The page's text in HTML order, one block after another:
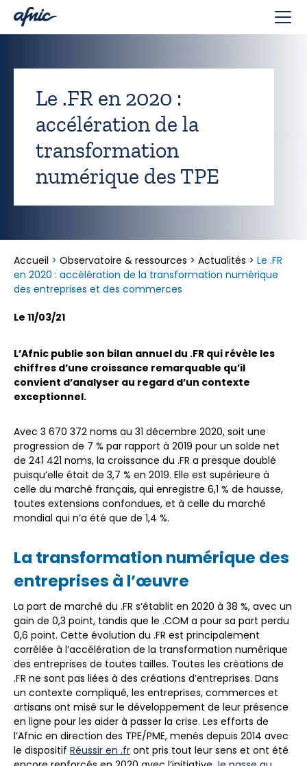
Le .FR en 2020 :
accélération de la
transformation
numérique des TPE
Accueil > Observatoire & ressources > Actualités > Le .FR
en 2020 : accélération de la transformation numérique
des entreprises et des commerces
Le 11/03/21
L’Afnic publie son bilan annuel du .FR qui révèle les
chiffres d’une croissance remarquable qu’il
convient d’analyser au regard d’un contexte
exceptionnel.
Avec 3 670 372 noms au 31 décembre 2020, soit une
progression de 7 % par rapport à 2019 pour un solde net
de 241 421 noms, la croissance du .FR a presque doublé
puisqu’elle était de 3,7 % en 2019. Elle est supérieure à
celle du marché français, qui enregistre 6,1 % de hausse,
toutes extensions confondues, et à celle du marché
mondial qui n’a été que de 1,4 %.
La transformation numérique des
entreprises à l’œuvre
La part de marché du .FR s’établit en 2020 à 38 %, avec un
gain de 0,3 point, tandis que le .COM a pour sa part perdu
0,6 point. Cette évolution du .FR est principalement
corrélée à l’accélération de la transformation numérique
des entreprises de toutes tailles. Toutes les créations de
.FR ne sont pas liées à des créations d’entreprises. Dans
un contexte compliqué, les entreprises, commerces et
artisans ont misé sur le développement de leur présence
en ligne pour les aider à passer la crise. Les efforts de
l’Afnic en direction des TPE/PME, menés depuis 2014 avec
le dispositif Réussir en .fr ont pris tout leur sens et ont été
Panneau de gestion des cookies